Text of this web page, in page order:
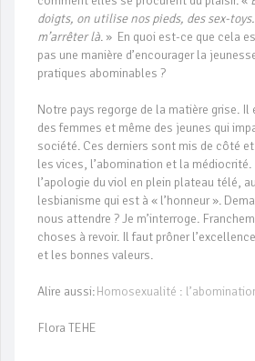
doigts, on utilise nos pieds, des sex-
m’arrêter là. » En quoi est-ce que cela
pas une manière d’encourager la
pratiques abominables ?
Notre pays regorge de la matière grise.
des femmes et même des jeunes qui
société. Ces derniers sont mis de côté
les vices, l’abomination et la
l’apologie du viol en plein plateau télé,
lesbianisme qui est à « l’honneur ».
nous attendre ? Je m’interroge.
choses à revoir. Il faut prôner
et les bonnes valeurs.
Alire aussi:Homosexualité :
Flora TEHE